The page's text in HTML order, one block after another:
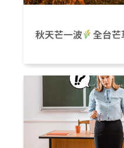
秋天芒一波 全台